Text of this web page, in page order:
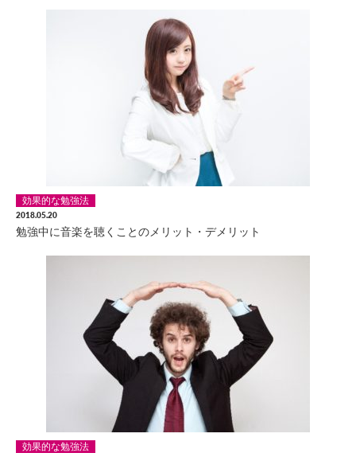
効果的な勉強法
2018.05.20
勉強中に音楽を聴くことのメリット・デメリット
効果的な勉強法